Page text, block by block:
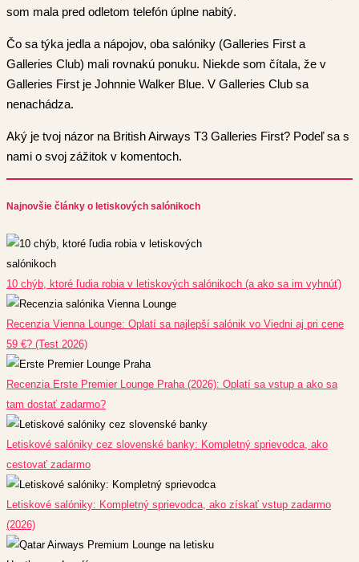
som mala pred odletom telefón úplne nabitý.
Čo sa týka jedla a nápojov, oba salóniky (Galleries First a
Galleries Club) mali rovnakú ponuku. Niekde som čítala, že v
Galleries First je Johnnie Walker Blue. V Galleries Club sa
nenachádza.
Aký je tvoj názor na British Airways T3 Galleries First? Podeľ sa s
nami o svoj zážitok v komentoch.
Najnovšie články o letiskových salónikoch
10 chýb, ktoré ľudia robia v letiskových salónikoch (a ako sa im vyhnúť)
Recenzia Vienna Lounge: Oplatí sa najlepší salónik vo Viedni aj pri cene
59 €? (Test 2026)
Recenzia Erste Premier Lounge Praha (2026): Oplatí sa vstup a ako sa
tam dostať zadarmo?
Letiskové salóniky cez slovenské banky: Kompletný sprievodca, ako
cestovať zadarmo
Letiskové salóniky: Kompletný sprievodca, ako získať vstup zadarmo
(2026)